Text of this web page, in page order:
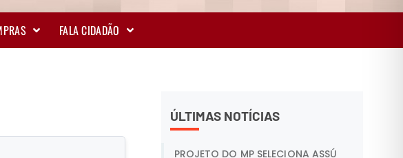
FALA CIDADÃO
ÚLTIMAS NOTÍCIAS
PROJETO DO MP SELECIONA ASSÚ